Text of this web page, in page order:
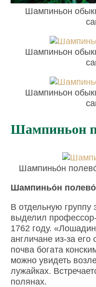
Шампиньон
Шампиньон
Шампиньон
Шампиньон
Шампиньо́н
Шампиньо́н
В отдельную группу
выделил
1762 году.
англичане из-за его
почва богата
можно увидеть
лужайках.
полянах.